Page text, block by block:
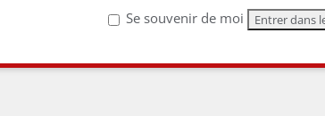
Se souvenir de moi